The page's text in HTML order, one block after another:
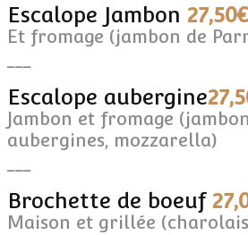
Escalope Jambon 27,50€
Et fromage (jambon de
Escalope aubergine
Jambon et fromage
aubergines, mozzarella)
Brochette de boeuf
Maison et grillée